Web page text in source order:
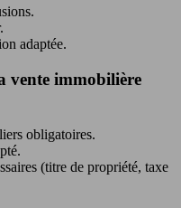
adaptée.
vente immobilière
obligatoires.
(titre de propriété, taxe